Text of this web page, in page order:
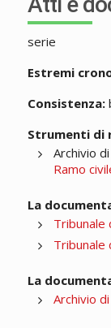
serie
Estremi
Consistenza:
Strumenti di
Archivio
Ramo
La
Tribunale
Tribunale
La
Archivio